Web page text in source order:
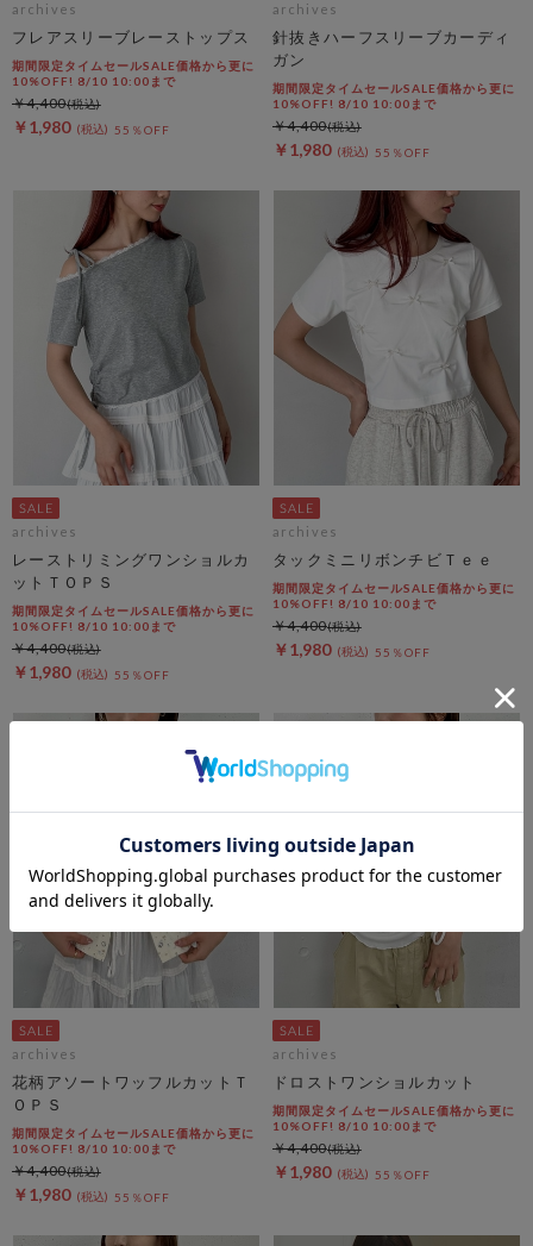
archives
フレアスリーブレーストップス
期間限定タイムセールSALE価格から更に
10%OFF! 8/10 10:00まで
￥1,980 55％OFF
￥4,400
archives
針抜きハーフスリーブカーディ
ガン
期間限定タイムセールSALE価格から更に
10%OFF! 8/10 10:00まで
￥1,980 55％OFF
￥4,400
archives
レーストリミングワンショルカ
ットＴＯＰＳ
期間限定タイムセールSALE価格から更に
10%OFF! 8/10 10:00まで
￥1,980 55％OFF
￥4,400
archives
タックミニリボンチビＴｅｅ
期間限定タイムセールSALE価格から更に
10%OFF! 8/10 10:00まで
￥1,980 55％OFF
￥4,400
archives
花柄アソートワッフルカットＴ
ＯＰＳ
期間限定タイムセールSALE価格から更に
10%OFF! 8/10 10:00まで
￥1,980 55％OFF
￥4,400
archives
ドロストワンショルカット
期間限定タイムセールSALE価格から更に
10%OFF! 8/10 10:00まで
￥1,980 55％OFF
￥4,400